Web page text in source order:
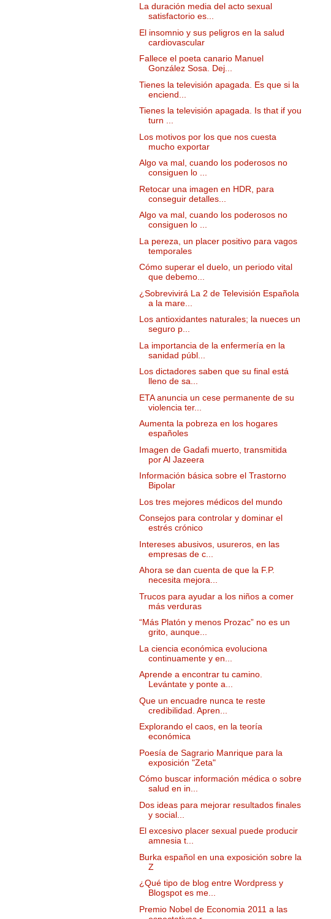
La duración media del acto sexual
satisfactorio es...
El insomnio y sus peligros en la salud
cardiovascular
Fallece el poeta canario Manuel
González Sosa. Dej...
Tienes la televisión apagada. Es que si la
enciend...
Tienes la televisión apagada. Is that if you
turn ...
Los motivos por los que nos cuesta
mucho exportar
Algo va mal, cuando los poderosos no
consiguen lo ...
Retocar una imagen en HDR, para
conseguir detalles...
Algo va mal, cuando los poderosos no
consiguen lo ...
La pereza, un placer positivo para vagos
temporales
Cómo superar el duelo, un periodo vital
que debemo...
¿Sobrevivirá La 2 de Televisión Española
a la mare...
Los antioxidantes naturales; la nueces un
seguro p...
La importancia de la enfermería en la
sanidad públ...
Los dictadores saben que su final está
lleno de sa...
ETA anuncia un cese permanente de su
violencia ter...
Aumenta la pobreza en los hogares
españoles
Imagen de Gadafi muerto, transmitida
por Al Jazeera
Información básica sobre el Trastorno
Bipolar
Los tres mejores médicos del mundo
Consejos para controlar y dominar el
estrés crónico
Intereses abusivos, usureros, en las
empresas de c...
Ahora se dan cuenta de que la F.P.
necesita mejora...
Trucos para ayudar a los niños a comer
más verduras
“Más Platón y menos Prozac” no es un
grito, aunque...
La ciencia económica evoluciona
continuamente y en...
Aprende a encontrar tu camino.
Levántate y ponte a...
Que un encuadre nunca te reste
credibilidad. Apren...
Explorando el caos, en la teoría
económica
Poesía de Sagrario Manrique para la
exposición "Zeta"
Cómo buscar información médica o sobre
salud en in...
Dos ideas para mejorar resultados finales
y social...
El excesivo placer sexual puede producir
amnesia t...
Burka español en una exposición sobre la
Z
¿Qué tipo de blog entre Wordpress y
Blogspot es me...
Premio Nobel de Economia 2011 a las